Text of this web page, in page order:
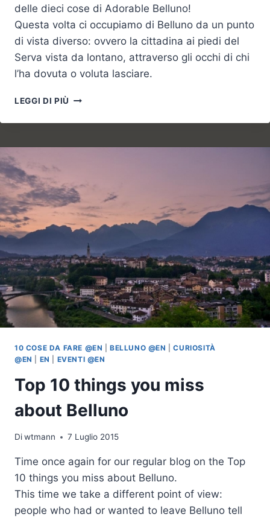
delle dieci cose di Adorable Belluno!
Questa volta ci occupiamo di Belluno da un punto
di vista diverso: ovvero la cittadina ai piedi del
Serva vista da lontano, attraverso gli occhi di chi
l’ha dovuta o voluta lasciare.
LEGGI DI PIÙ
COSE
TI
BELLUNO
10 COSE DA FARE @EN |BELLUNO @EN |CURIOSITÀ
@EN
EN EVENTI @EN
Top 10 things you miss
about Belluno
Diwtmann 7 Luglio 2015
Time once again for our regular blog on the Top
10 things you miss about Belluno.
This time we take a different point of view:
people who had or wanted to leave Belluno tell